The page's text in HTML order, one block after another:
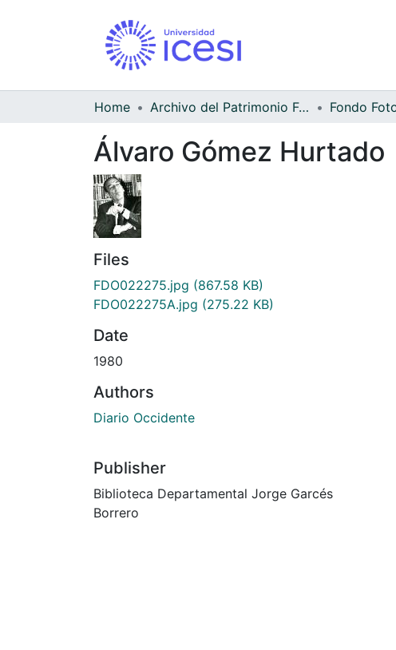
Home Archivo del Patrimonio Fotográfico y Fílmico del Valle del Cauca
Álvaro Gómez Hurtado
Files
FDO022275.jpg (867.58 KB)
FDO022275A.jpg (275.22 KB)
Date
1980
Authors
Diario Occidente
Publisher
Biblioteca Departamental Jorge Garcés
Borrero